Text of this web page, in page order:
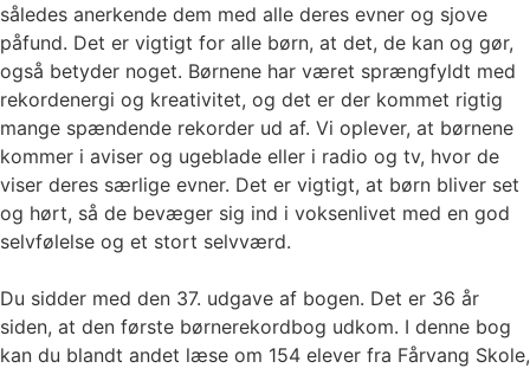
således anerkende dem med alle deres evner og sjove
påfund. Det er vigtigt for alle børn, at det, de kan og gør,
også betyder noget. Børnene har været sprængfyldt med
rekordenergi og kreativitet, og det er der kommet rigtig
mange spændende rekorder ud af. Vi oplever, at børnene
kommer i aviser og ugeblade eller i radio og tv, hvor de
viser deres særlige evner. Det er vigtigt, at børn bliver set
og hørt, så de bevæger sig ind i voksenlivet med en god
selvfølelse og et stort selvværd.
Du sidder med den 37. udgave af bogen. Det er 36 år
siden, at den første børnerekordbog udkom. I denne bog
kan du blandt andet læse om 154 elever fra Fårvang Skole,